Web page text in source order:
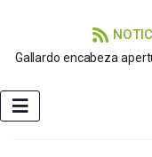
Gallardo encabeza